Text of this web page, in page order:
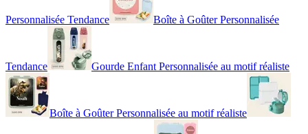
Personnalisée Tendance Boîte à Goûter Personnalisée
Tendance Gourde Enfant Personnalisée au motif réaliste
Boîte à Goûter Personnalisée au motif réaliste